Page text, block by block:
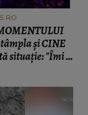
și CINE
situație: "Îmi e